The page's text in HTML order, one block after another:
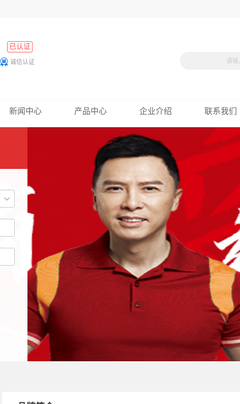
已认证
诚信认证
新闻中心 产品中心 企业介绍 联系我们